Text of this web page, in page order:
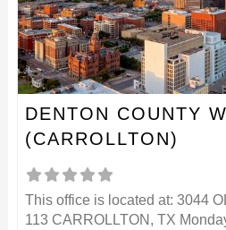
DENTON COUNTY
(CARROLLTON)
This office is located at: 3044
113 CARROLLTON, TX